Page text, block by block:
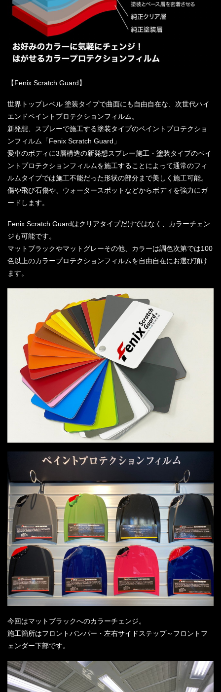
【Fenix Scratch Guard】
世界トップレベル 塗装タイプで曲面にも自由自在な、次世代ハイ
エンドペイントプロテクションフィルム。
新発想、スプレーで施工する塗装タイプのペイントプロテクショ
ンフィルム「Fenix Scratch Guard」
愛車のボディに3層構造の新発想スプレー施工・塗装タイプのペイ
ントプロテクションフィルムを施工することによって通常のフィ
ルムタイプでは施工不能だった形状の部分まで美しく施工可能。
傷や飛び石傷や、ウォータースポットなどからボディを強力にガ
ードします。
Fenix Scratch Guardはクリアタイプだけではなく、カラーチェン
ジも可能です。
マットブラックやマットグレーその他、カラーは調色次第では100
色以上のカラープロテクションフィルムを自由自在にお選び頂け
ます。
今回はマットブラックへのカラーチェンジ。
施工箇所はフロントバンパー・左右サイドステップ～フロントフ
ェンダー下部です。